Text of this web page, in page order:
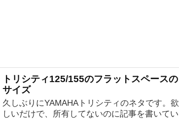
トリシティ125/155のフラットスペースの
サイズ
久しぶりにYAMAHAトリシティのネタです。欲
しいだけで、所有してないのに記事を書いてい